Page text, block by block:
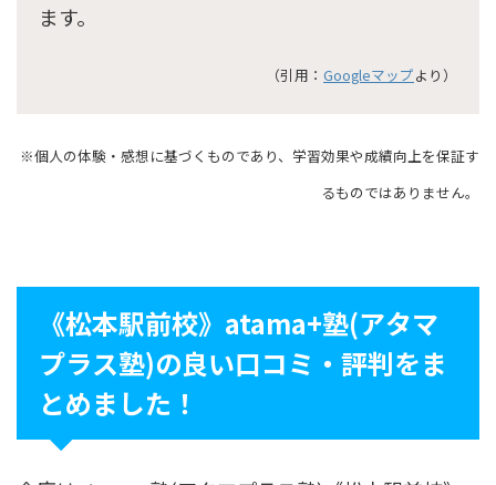
ます。
（引用： Googleマップより）
※個人の体験・感想に基づくものであり、学習効果や成績向上を保証す
るものではありません。
《松本駅前校》atama+塾(アタマ
プラス塾)の良い口コミ・評判をま
とめました！